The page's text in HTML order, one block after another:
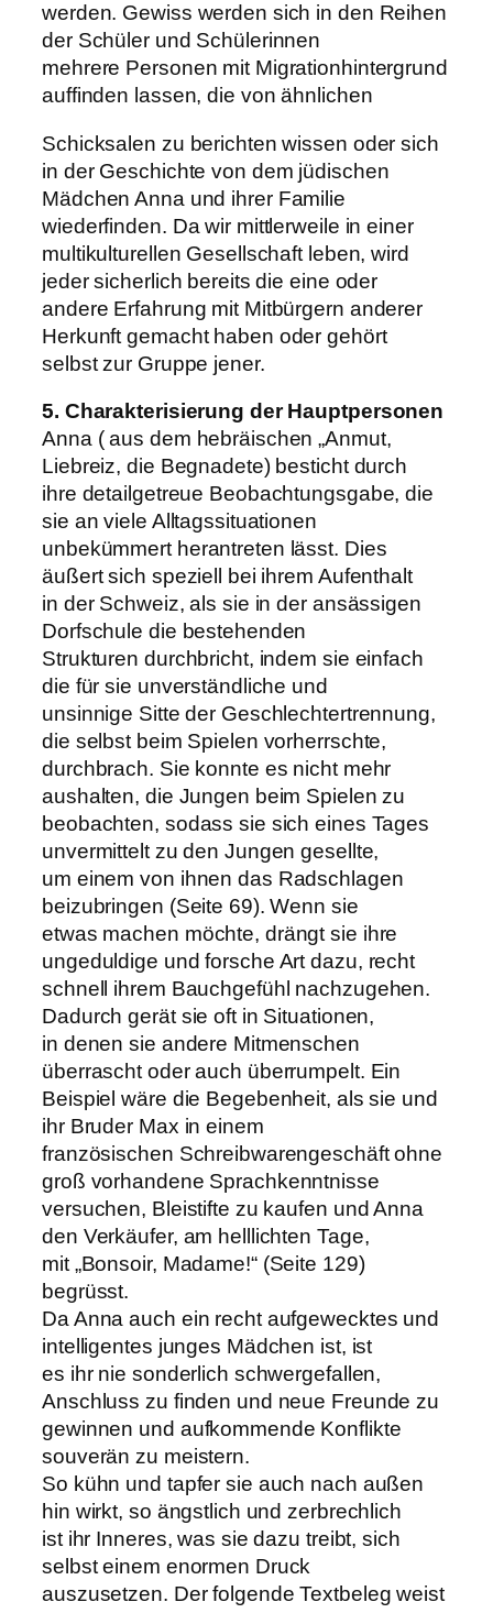
werden. Gewiss werden sich in den Reihen
der Schüler und Schülerinnen
mehrere Personen mit Migrationhintergrund
auffinden lassen, die von ähnlichen
Schicksalen zu berichten wissen oder sich
in der Geschichte von dem jüdischen
Mädchen Anna und ihrer Familie
wiederfinden. Da wir mittlerweile in einer
multikulturellen Gesellschaft leben, wird
jeder sicherlich bereits die eine oder
andere Erfahrung mit Mitbürgern anderer
Herkunft gemacht haben oder gehört
selbst zur Gruppe jener.
5. Charakterisierung der Hauptpersonen
Anna ( aus dem hebräischen „Anmut,
Liebreiz, die Begnadete) besticht durch
ihre detailgetreue Beobachtungsgabe, die
sie an viele Alltagssituationen
unbekümmert herantreten lässt. Dies
äußert sich speziell bei ihrem Aufenthalt
in der Schweiz, als sie in der ansässigen
Dorfschule die bestehenden
Strukturen durchbricht, indem sie einfach
die für sie unverständliche und
unsinnige Sitte der Geschlechtertrennung,
die selbst beim Spielen vorherrschte,
durchbrach. Sie konnte es nicht mehr
aushalten, die Jungen beim Spielen zu
beobachten, sodass sie sich eines Tages
unvermittelt zu den Jungen gesellte,
um einem von ihnen das Radschlagen
beizubringen (Seite 69). Wenn sie
etwas machen möchte, drängt sie ihre
ungeduldige und forsche Art dazu, recht
schnell ihrem Bauchgefühl nachzugehen.
Dadurch gerät sie oft in Situationen,
in denen sie andere Mitmenschen
überrascht oder auch überrumpelt. Ein
Beispiel wäre die Begebenheit, als sie und
ihr Bruder Max in einem
französischen Schreibwarengeschäft ohne
groß vorhandene Sprachkenntnisse
versuchen, Bleistifte zu kaufen und Anna
den Verkäufer, am helllichten Tage,
mit „Bonsoir, Madame!“ (Seite 129)
begrüsst.
Da Anna auch ein recht aufgewecktes und
intelligentes junges Mädchen ist, ist
es ihr nie sonderlich schwergefallen,
Anschluss zu finden und neue Freunde zu
gewinnen und aufkommende Konflikte
souverän zu meistern.
So kühn und tapfer sie auch nach außen
hin wirkt, so ängstlich und zerbrechlich
ist ihr Inneres, was sie dazu treibt, sich
selbst einem enormen Druck
auszusetzen. Der folgende Textbeleg weist